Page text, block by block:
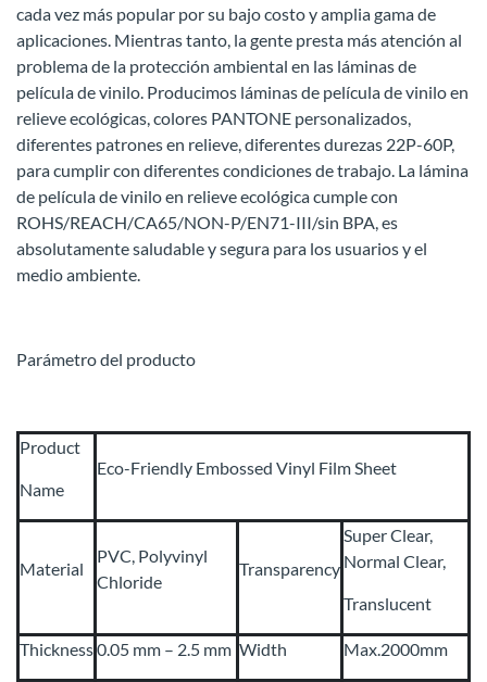
cada vez más popular por su bajo costo y amplia gama de
aplicaciones. Mientras tanto, la gente presta más atención al
problema de la protección ambiental en las láminas de
película de vinilo. Producimos láminas de película de vinilo en
relieve ecológicas, colores PANTONE personalizados,
diferentes patrones en relieve, diferentes durezas 22P-60P,
para cumplir con diferentes condiciones de trabajo. La lámina
de película de vinilo en relieve ecológica cumple con
ROHS/REACH/CA65/NON-P/EN71-III/sin BPA, es
absolutamente saludable y segura para los usuarios y el
medio ambiente.
Parámetro del producto
Product
Name
Eco-Friendly Embossed Vinyl Film Sheet
Material
PVC, Polyvinyl
Chloride
Transparency
Super Clear,
Normal Clear,
Translucent
Thickness0.05 mm – 2.5 mm Width Max.2000mm